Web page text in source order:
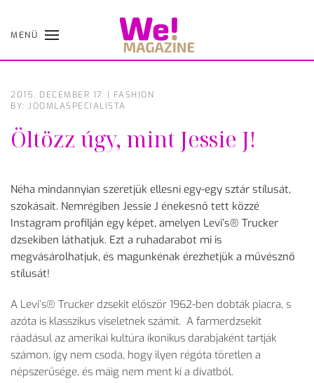
Skip
MENÜ
2015. DECEMBER 17. | FASHION
BY: JOOMLASPECIALISTA
Öltözz úgy, mint Jessie J!
Néha mindannyian szeretjük ellesni egy-egy sztár stílusát,
szokásait. Nemrégiben Jessie J énekesnő tett közzé
Instagram profilján egy képet, amelyen Levi’s® Trucker
dzsekiben láthatjuk. Ezt a ruhadarabot mi is
megvásárolhatjuk, és magunkénak érezhetjük a művésznő
stílusát!
A Levi’s® Trucker dzsekit először 1962-ben dobták piacra, s
azóta is klasszikus viseletnek számít. A farmerdzsekit
ráadásul az amerikai kultúra ikonikus darabjaként tartják
számon, így nem csoda, hogy ilyen régóta töretlen a
népszerűsége, és máig nem ment ki a divatból.